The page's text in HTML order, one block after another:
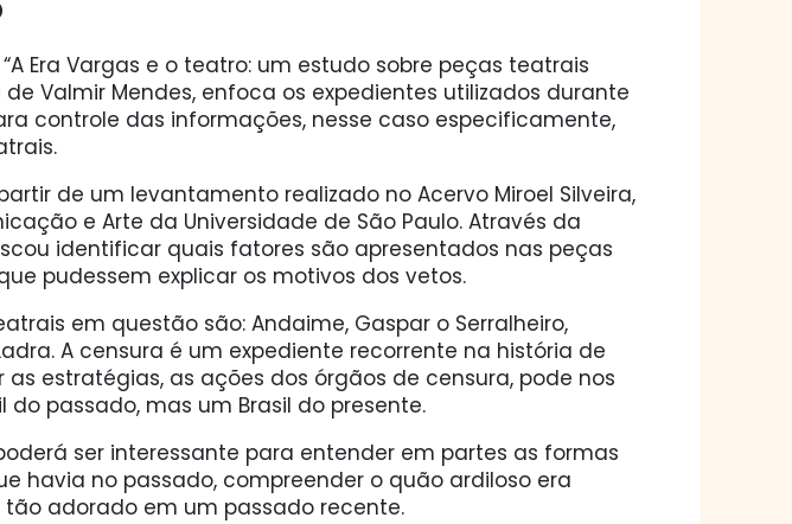
Era Vargas e o teatro: um estudo sobre peças teatrais
Valmir Mendes, enfoca os expedientes utilizados durante
controle das informações, nesse caso especificamente,
de um levantamento realizado no Acervo Miroel Silveira,
e Arte da Universidade de São Paulo. Através da
identificar quais fatores são apresentados nas peças
pudessem explicar os motivos dos vetos.
em questão são: Andaime, Gaspar o Serralheiro,
A censura é um expediente recorrente na história de
as estratégias, as ações dos órgãos de censura, pode nos
do passado, mas um Brasil do presente.
ser interessante para entender em partes as formas
havia no passado, compreender o quão ardiloso era
tão adorado em um passado recente.